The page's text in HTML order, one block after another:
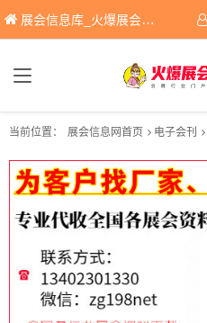
展会信息库_火爆展会网免费展会信息查询平台，提供专业会展服务！
当前位置： 展会信息网首页 电子会刊